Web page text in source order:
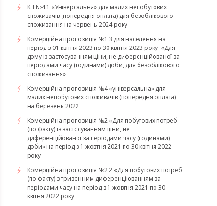
КП №4.1 «Універсальна» для малих непобутових
споживачів (попередня оплата) для безоблікового
споживання на червень 2024 року
​​​​​​​Комерційна пропозиція №1.3 для населення на
період з 01 квітня 2023 по 30 квітня 2023 року «Для
дому із застосуванням ціни, не диференційованої за
періодами часу (годинами) доби, для безоблікового
споживання»
​​​​​​​Комерційна пропозиція №4 «універсальна» для
малих непобутових споживачів (попередня оплата)
на березень 2022
Комерційна пропозиція №2 «Для побутових потреб
(по факту) із застосуванням ціни, не
диференційованої за періодами часу (годинами)
доби» на період з 1 жовтня 2021 по 30 квітня 2022
року
Комерційна пропозиція №2.2 «Для побутових потреб
(по факту) з тризонним диференціюванням за
періодами часу на період з 1 жовтня 2021 по 30
квітня 2022 року